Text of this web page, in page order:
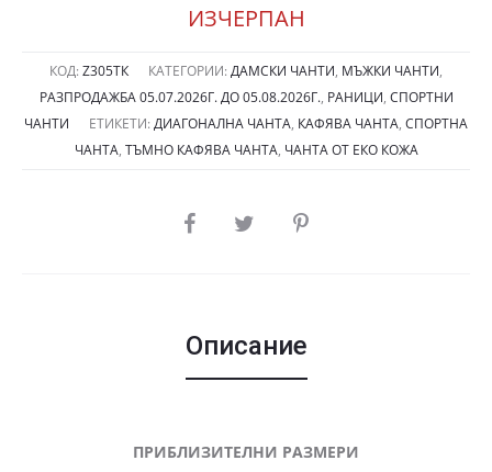
was:
39.00лв.
(19.94
ИЗЧЕРПАН
КОД: Z305ТК КАТЕГОРИИ: ДАМСКИ ЧАНТИ, МЪЖКИ ЧАНТИ,
РАЗПРОДАЖБА 05.07.2026Г. ДО 05.08.2026Г., РАНИЦИ, СПОРТНИ
ЧАНТИ
ЕТИКЕТИ: ДИАГОНАЛНА ЧАНТА, КАФЯВА ЧАНТА, СПОРТНА
ЧАНТА, ТЪМНО КАФЯВА ЧАНТА, ЧАНТА ОТ ЕКО КОЖА
SHARE
Описание
ПРИБЛИЗИТЕЛНИ РАЗМЕРИ